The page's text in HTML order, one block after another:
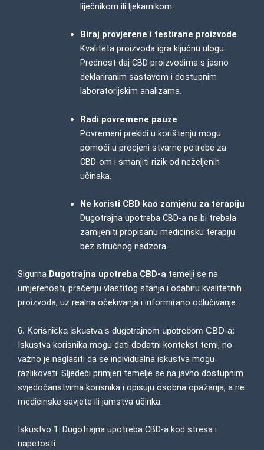
liječnikom ili ljekarnikom.
Biraj provjerene i testirane proizvode
Kvaliteta proizvoda igra ključnu ulogu.
Prednost daj CBD proizvodimas jasno
deklariranim sastavom i dostupnim
laboratorijskim analizama.
Radi povremene pauze
Povremeni prekidi u korištenju mogu
pomoći u procjeni stvarne potrebe za
CBD-om i smanjiti rizik od neželjenih
učinaka.
Ne koristi CBD kao zamjenu za terapiju
Dugotrajna upotreba CBD-a ne bi trebala
zamijeniti propisanu medicinsku terapiju
bez stručnog nadzora.
Sigurna Dugotrajna upotreba CBD-a temelji se na
umjerenosti, praćenju vlastitog stanja i odabiru kvalitetnih
proizvoda, uz realna očekivanja i informirano odlučivanje.
6. Korisnička iskustva s dugotrajnom upotrebom CBD-a:
Iskustva korisnika mogu dati dodatni kontekst temi, no
važno je naglasiti da se individualna iskustva mogu
razlikovati. Sljedeći primjeri temelje se na javno dostupnim
svjedočanstvima korisnika i opisuju osobna opažanja, a ne
medicinske savjete ili jamstva učinka.
Iskustvo 1: Dugotrajna upotreba CBD-a kod stresa i
napetosti